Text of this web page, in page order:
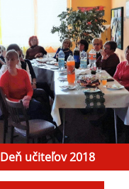
Deň učiteľov 2018